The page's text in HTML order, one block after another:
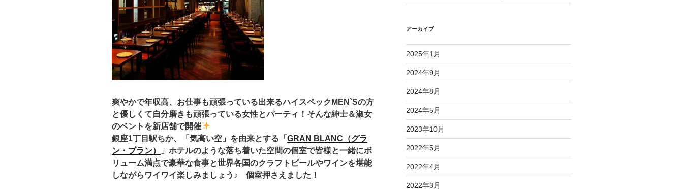
爽やかで年収高、お仕事も頑張っている出来るハイスペックMEN`Sの方
と優しくて自分磨きも頑張っている女性とパーティ！そんな紳士＆淑女
のベントを新店舗で開催
銀座1丁目駅ちか、「気高い空」を由来とする「 GRAN BLANC（グラ
ン・ブラン）
」ホテルのような落ち着いた空間の個室で皆様と一緒にボ
リューム満点で豪華な食事と世界各国のクラフトビールやワインを堪能
しながらワイワイ楽しみましょう♪ 個室押さえました！
アーカイブ
2025年1月
2024年9月
2024年8月
2024年5月
2023年10月
2022年5月
2022年4月
2022年3月